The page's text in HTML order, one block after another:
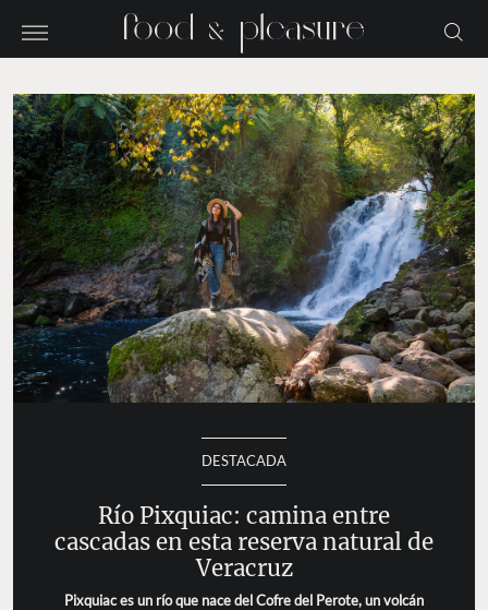
DESTACADA
Río Pixquiac: camina entre
cascadas en esta reserva natural de
Veracruz
Pixquiac es un río que nace del Cofre del Perote, un volcán